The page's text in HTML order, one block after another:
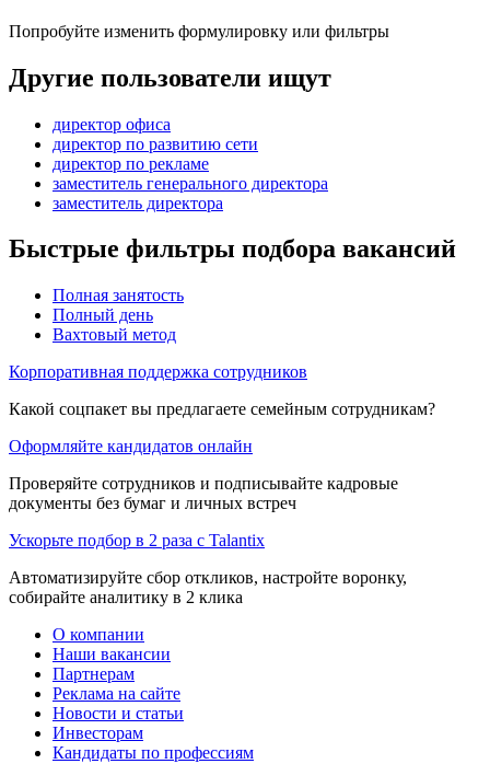
Попробуйте изменить формулировку или фильтры
Другие пользователи ищут
директор офиса
директор по развитию сети
директор по рекламе
заместитель генерального директора
заместитель директора
Быстрые фильтры подбора вакансий
Полная занятость
Полный день
Вахтовый метод
Корпоративная поддержка сотрудников
Какой соцпакет вы предлагаете семейным сотрудникам?
Оформляйте кандидатов онлайн
Проверяйте сотрудников и подписывайте кадровые
документы без бумаг и личных встреч
Ускорьте подбор в 2 раза с Talantix
Автоматизируйте сбор откликов, настройте воронку,
собирайте аналитику в 2 клика
О компании
Наши вакансии
Партнерам
Реклама на сайте
Новости и статьи
Инвесторам
Кандидаты по профессиям